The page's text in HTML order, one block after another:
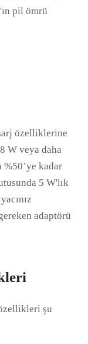
pil ömrü
özelliklerine
W veya daha
kadar
5 W'lık
adaptörü
şu